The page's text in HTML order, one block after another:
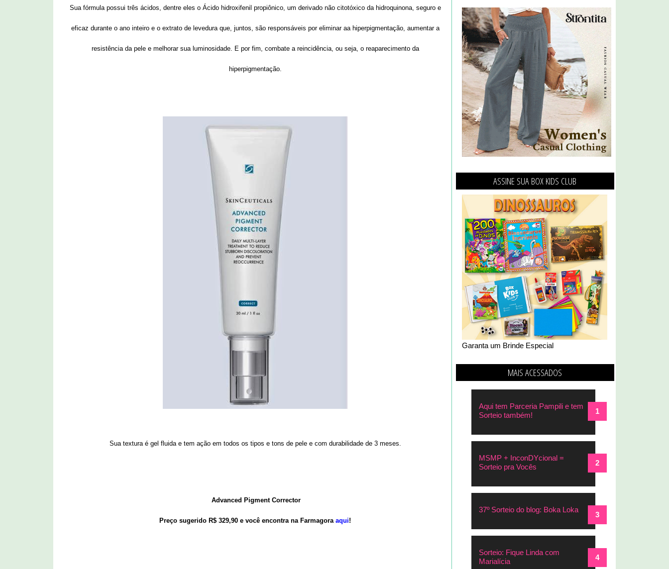
Sua fórmula possui três ácidos, dentre eles o Ácido hidroxifenil propiônico, um derivado não citotóxico da hidroquinona, seguro e
eficaz durante o ano inteiro e o extrato de levedura que, juntos, são responsáveis por eliminar aa hiperpigmentação, aumentar a
resistência da pele e melhorar sua luminosidade. E por fim, combate a reincidência, ou seja, o reaparecimento da
hiperpigmentação.
Sua textura é gel fluida e tem ação em todos os tipos e tons de pele e com durabilidade de 3 meses.
Advanced Pigment Corrector
Preço sugerido R$ 329,90 e você encontra na Farmagora aqui!
ASSINE SUA BOX KIDS CLUB
Garanta um Brinde Especial
MAIS ACESSADOS
Aqui tem Parceria Pampili e tem
Sorteio também!
MSMP + InconDYcional =
Sorteio pra Vocês
37º Sorteio do blog: Boka Loka
Sorteio: Fique Linda com
Marialícia